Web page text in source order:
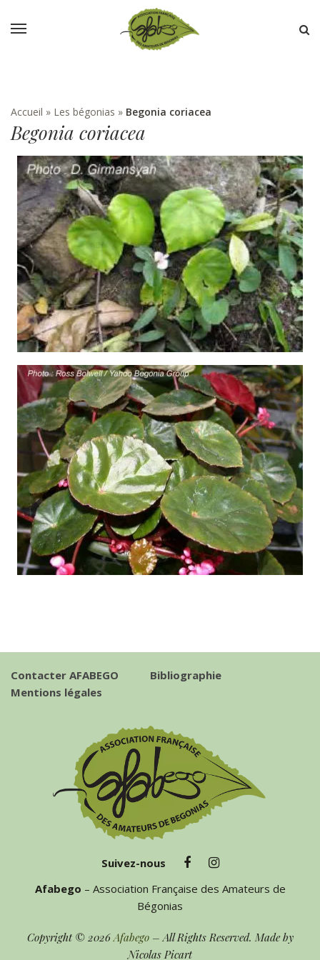
Accueil » Les bégonias » Begonia coriacea
Begonia coriacea
Contacter AFABEGO
Bibliographie
Mentions légales
Suivez-nous
Afabego – Association Française des Amateurs de
Bégonias
Copyright © 2026Afabego– All Rights Reserved. Made by
Nicolas Picart